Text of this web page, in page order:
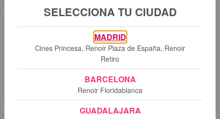
Sesiones
Lo sentimos. No hay sesiones programadas para esta
SELECCIONA TU CIUDAD
MADRID
Cines Princesa, Renoir Plaza de España, Renoir
Retiro
BARCELONA
Renoir Floridablanca
GUADALAJARA